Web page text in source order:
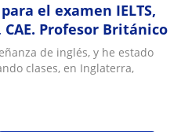
el examen IELTS,
CAE. Profesor Británico
de inglés, y he estado
clases, en Inglaterra,